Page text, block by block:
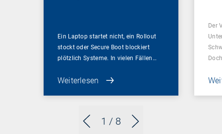
1 / 8
Ein Laptop startet nicht, ein Rollout
stockt oder Secure Boot blockiert
plötzlich Systeme. In vielen Fällen…
Weiterlesen
Der